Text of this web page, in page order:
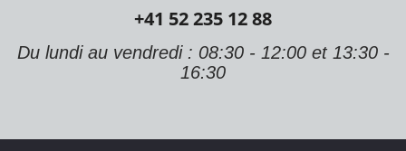
+41 52 235 12 88
Du lundi au vendredi : 08:30 - 12:00 et 13:30 -
16:30